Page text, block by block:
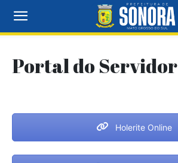
Portal do Servidor
Holerite Online